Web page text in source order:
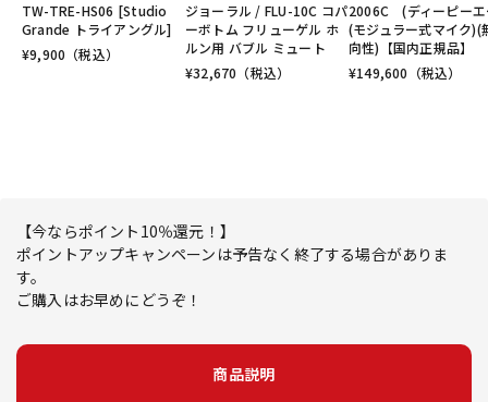
TW-TRE-HS06 [Studio
Grande トライアングル]
¥9,900 （税込）
ジョーラル / FLU-10C コパ
ーボトム フリューゲル ホ
ルン用 バブル ミュート
¥32,670 （税込）
2006C (ディーピー
(モジュラー式マイク)(
向性)【国内正規品】
¥149,600 （税込）
【今ならポイント10％還元！】
ポイントアップキャンペーンは予告なく終了する場合がありま
す。
ご購入はお早めにどうぞ！
商品説明